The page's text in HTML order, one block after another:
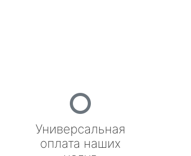
Универсальная
оплата наших